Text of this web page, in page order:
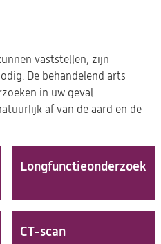
vaststellen, zijn
De behandelend arts
in uw geval
af van de aard en de
Longfunctie­onderzoek
CT-scan